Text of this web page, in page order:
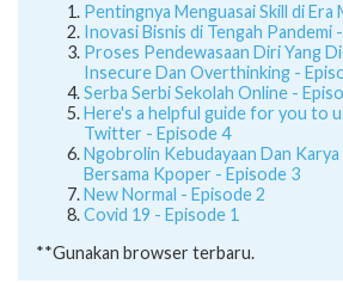
Pentingnya Menguasai Skill di Era
Inovasi Bisnis di Tengah Pandemi
Proses Pendewasaan Diri Yang
Insecure Dan Overthinking -
Serba Serbi Sekolah Online -
Here's a helpful guide for you to
Twitter - Episode 4
Ngobrolin Kebudayaan Dan Karya
Bersama Kpoper - Episode 3
New Normal - Episode 2
Covid 19 - Episode 1
**Gunakan browser terbaru.